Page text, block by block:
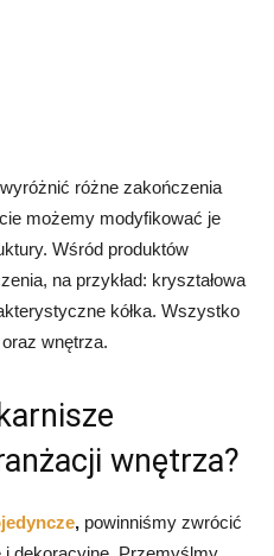
różne zakończenia
możemy modyfikować je
Wśród produktów
na przykład: kryształowa
kółka. Wszystko
wnętrza.
wnętrza?
, powinniśmy zwrócić